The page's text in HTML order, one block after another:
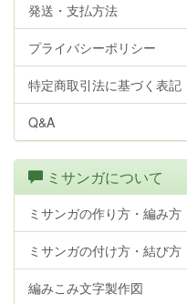
発送・支払方法
プライバシーポリシー
特定商取引法に基づく表記
Q&A
ミサンガについて
ミサンガの作り方・編み方
ミサンガの付け方・結び方
編みこみ文字製作図